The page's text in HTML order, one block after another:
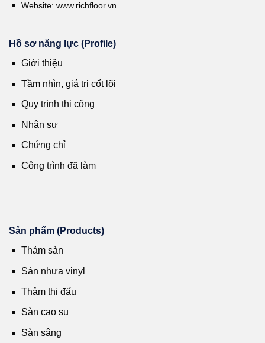
Website: www.richfloor.vn
Hồ sơ năng lực (Profile)
Giới thiệu
Tầm nhìn, giá trị cốt lõi
Quy trình thi công
Nhân sự
Chứng chỉ
Công trình đã làm
Sản phẩm (Products)
Thảm sàn
Sàn nhựa vinyl
Thảm thi đấu
Sàn cao su
Sàn sâng